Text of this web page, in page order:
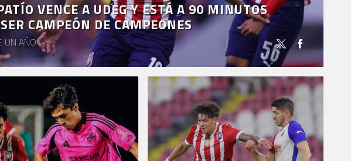
VENCE A UDEG Y ESTÁ A 90 MINUTOS
CAMPEÓN DE CAMPEONES
UN AÑO